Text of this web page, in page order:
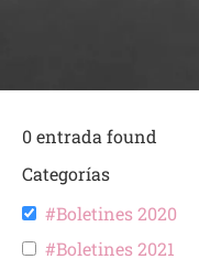
0entrada found
Categorías
#Boletines 2020
#Boletines 2021